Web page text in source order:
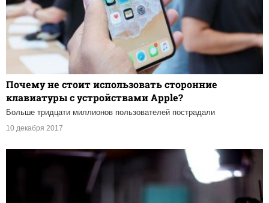
Почему не стоит использовать сторонние
клавиатуры с устройствами Apple?
Больше тридцати миллионов пользователей пострадали
10 декабря 2017